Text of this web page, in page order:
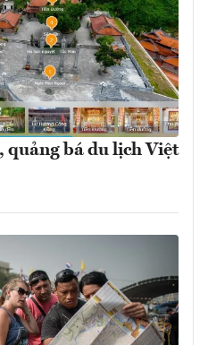
quảng bá du lịch Việt